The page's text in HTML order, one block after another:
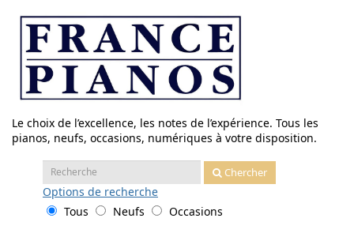
contenu
Le choix de l’excellence, les notes de l’expérience. Tous les
pianos, neufs, occasions, numériques à votre disposition.
Recherche
:
Chercher
Options de recherche
Tous
Neufs Occasions